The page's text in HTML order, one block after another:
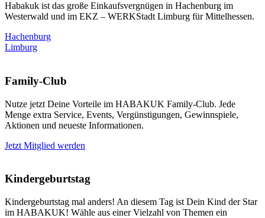
Habakuk ist das große Einkaufsvergnügen in Hachenburg im
Westerwald und im EKZ – WERKStadt Limburg für Mittelhessen.
Hachenburg
Limburg
Family-Club
Nutze jetzt Deine Vorteile im HABAKUK Family-Club. Jede
Menge extra Service, Events, Vergünstigungen, Gewinnspiele,
Aktionen und neueste Informationen.
Jetzt Mitglied werden
Kindergeburtstag
Kindergeburtstag mal anders! An diesem Tag ist Dein Kind der Star
im HABAKUK! Wähle aus einer Vielzahl von Themen ein